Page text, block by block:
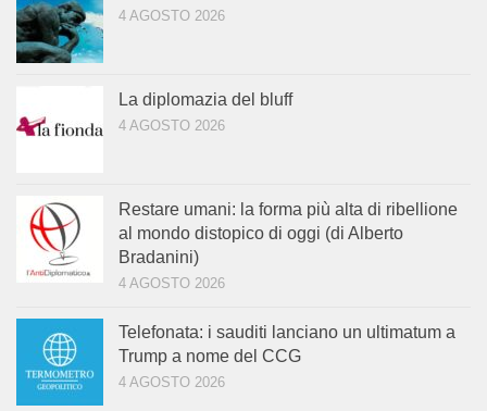
4 AGOSTO 2026
La diplomazia del bluff
4 AGOSTO 2026
Restare umani: la forma più alta di ribellione
al mondo distopico di oggi (di Alberto
Bradanini)
4 AGOSTO 2026
Telefonata: i sauditi lanciano un ultimatum a
Trump a nome del CCG
4 AGOSTO 2026